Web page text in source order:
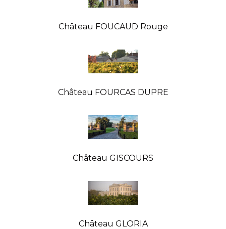
Château FOUCAUD Rouge
Château FOURCAS DUPRE
Château GISCOURS
Château GLORIA